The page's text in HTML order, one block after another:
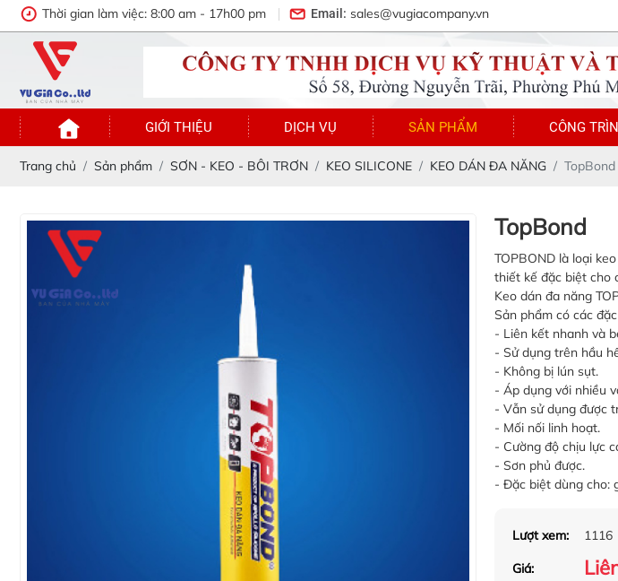
Thời gian làm việc: 8:00 am - 17h00 pm Email: sales@vugiacompany.vn
GIỚI THIỆU DỊCH VỤ SẢN PHẨM CÔNG
Trang chủ Sản phẩm SƠN - KEO - BÔI TRƠN KEO SILICONE KEO DÁN ĐA NĂNG TopBond
TopBond
TOPBOND là loại
thiết kế đặc biệt cho
Keo dán đa năng
Sản phẩm có các
- Liên kết nhanh và
- Sử dụng trên hầu
- Không bị lún sụt.
- Áp dụng với nhiều
- Vẫn sử dụng được
- Mối nối linh hoạt.
- Cường độ chịu lực
- Sơn phủ được.
- Đặc biệt dùng cho:
Lượt xem: 1116
Giá: